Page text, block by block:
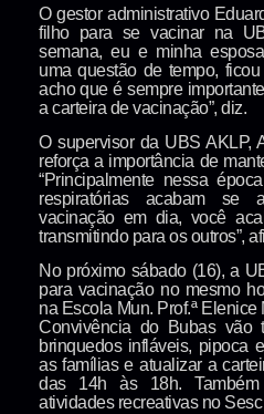
O gestor administrativo
filho para se vacinar na
semana, eu e minha
uma questão de tempo,
acho que é sempre
a carteira de vacinação”, diz.
O supervisor da UBS AKLP,
reforça a importância de
“Principalmente nessa
respiratórias acabam se
vacinação em dia, você
transmitindo para os outros”,
No próximo sábado (16), a
para vacinação no mesmo
na Escola Mun. Prof.ª
Convivência do Bubas vão
brinquedos infláveis, pipoca
as famílias e atualizar a
das 14h às 18h.
atividades recreativas no